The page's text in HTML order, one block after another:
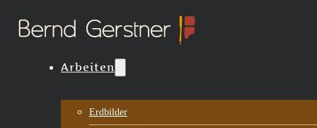
Arbeiten
Erdbilder